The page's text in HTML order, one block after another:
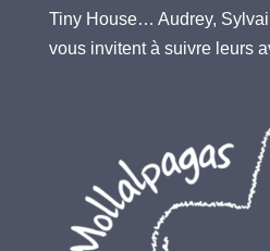
Tiny House… Audrey,
vous invitent à suivre leurs